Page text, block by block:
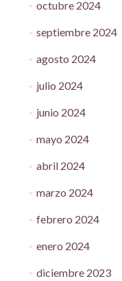
octubre 2024
septiembre 2024
agosto 2024
julio 2024
junio 2024
mayo 2024
abril 2024
marzo 2024
febrero 2024
enero 2024
diciembre 2023